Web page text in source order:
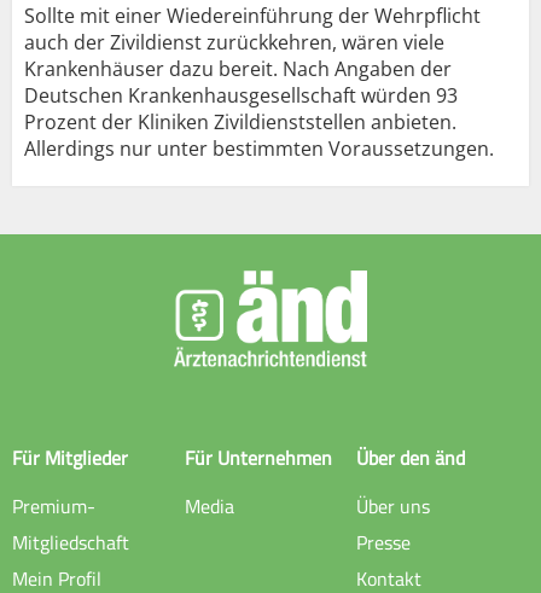
Sollte mit einer Wiedereinführung der Wehrpflicht
auch der Zivildienst zurückkehren, wären viele
Krankenhäuser dazu bereit. Nach Angaben der
Deutschen Krankenhausgesellschaft würden 93
Prozent der Kliniken Zivildienststellen anbieten.
Allerdings nur unter bestimmten Voraussetzungen.
Für Mitglieder
Premium-
Mitgliedschaft
Mein Profil
Für Unternehmen
Media
Über den änd
Über uns
Presse
Kontakt